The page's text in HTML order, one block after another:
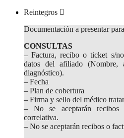
Reintegros
Documentación a presentar
CONSULTAS
– Factura, recibo o ticket s/
datos del afiliado
diagnóstico).
– Fecha
– Plan de cobertura
– Firma y sello del médico
– No se aceptarán recibos
correlativa.
– No se aceptarán recibos o